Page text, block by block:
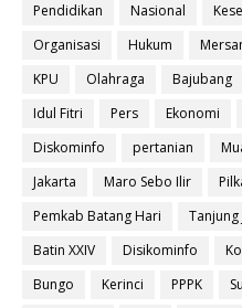
Pendidikan
Nasional
Organisasi
Hukum
KPU
Olahraga Bajubang
Idul Fitri
Pers Ekonomi
Diskominfo
pertanian
Jakarta
Maro Sebo Ilir
Pemkab Batang Hari
Tanjung
Batin XXIV
Disikominfo
Bungo
Kerinci PPPK